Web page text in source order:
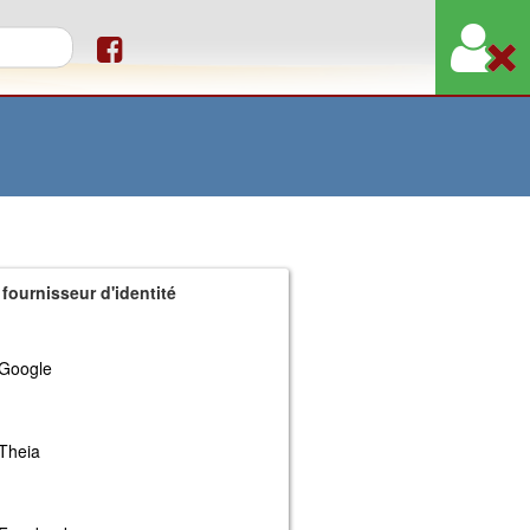
de recherche
d'identité